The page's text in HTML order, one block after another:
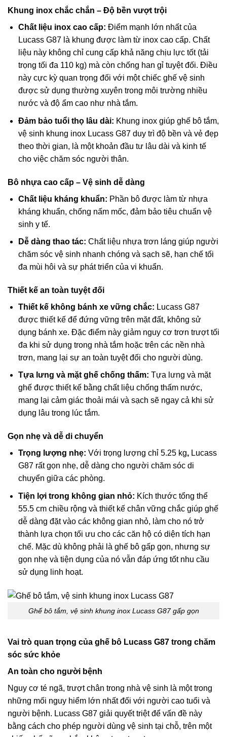
Khung inox chắc chắn – Độ bền vượt trội
Chất liệu inox cao cấp: Điểm mạnh lớn nhất của
Lucass G87 là khung được làm từ inox cao cấp. Chất
liệu này không chỉ cung cấp khả năng chịu lực tốt (tải
trọng tối đa 110kg) mà còn chống han gỉ tuyệt đối. Điều
này cực kỳ quan trọng đối với một chiếc ghế vệ sinh
được sử dụng thường xuyên trong môi trường nhiều
nước và độ ẩm cao như nhà tắm.
Đảm bảo tuổi thọ lâu dài: Khung inox giúp ghế bô tắm,
vệ sinh khung inox Lucass G87 duy trì độ bền và vẻ đẹp
theo thời gian, là một khoản đầu tư lâu dài và kinh tế
cho việc chăm sóc người thân.
Bô nhựa cao cấp – Vệ sinh dễ dàng
Chất liệu kháng khuẩn: Phần bô được làm từ nhựa
kháng khuẩn, chống nấm mốc, đảm bảo tiêu chuẩn vệ
sinh y tế.
Dễ dàng thao tác: Chất liệu nhựa trơn láng giúp người
chăm sóc vệ sinh nhanh chóng và sạch sẽ, hạn chế tối
đa mùi hôi và sự phát triển của vi khuẩn.
Thiết kế an toàn tuyệt đối
Thiết kế không bánh xe vững chắc: Lucass G87
được thiết kế để đứng vững trên mặt đất, không sử
dụng bánh xe. Đặc điểm này giảm nguy cơ trơn trượt tối
đa khi sử dụng trong nhà tắm hoặc trên các nền nhà
trơn, mang lại sự an toàn tuyệt đối cho người dùng.
Tựa lưng và mặt ghế chống thấm: Tựa lưng và mặt
ghế được thiết kế bằng chất liệu chống thấm nước,
mang lại cảm giác thoải mái và sạch sẽ ngay cả khi sử
dụng lâu trong lúc tắm.
Gọn nhẹ và dễ di chuyển
Trọng lượng nhẹ: Với trọng lượng chỉ 5.25kg,Lucass
G87 rất gọn nhẹ, dễ dàng cho người chăm sóc di
chuyển giữa các phòng.
Tiện lợi trong không gian nhỏ: Kích thước tổng thể
55.5cmchiều rộng và thiết kế chân vững chắc giúp ghế
dễ dàng đặt vào các không gian nhỏ, làm cho nó trở
thành lựa chọn tối ưu cho các căn hộ có diện tích hạn
chế. Mặc dù không phải là ghế bô gấp gọn, nhưng sự
gọn nhẹ và tiện dụng của nó vẫn đáp ứng tốt nhu cầu
sử dụng linh hoạt.
Ghế bô tắm, vệ sinh khung inox Lucass G87 gấp gọn
Vai trò quan trọng của ghế bô Lucass G87 trong chăm
sóc sức khỏe
An toàn cho người bệnh
Nguy cơ té ngã, trượt chân trong nhà vệ sinh là một trong
những mối nguy hiểm lớn nhất đối với người cao tuổi và
người bệnh. Lucass G87 giải quyết triệt để vấn đề này
bằng cách cho phép người dùng vệ sinh tại chỗ, trên một